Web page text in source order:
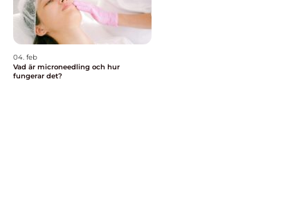
04. feb
Vad är microneedling och hur
fungerar det?